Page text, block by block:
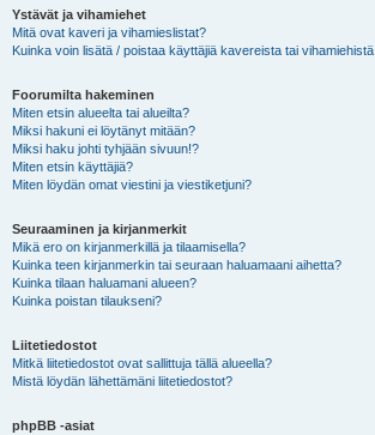
Ystävät ja vihamiehet
Mitä ovat kaveri ja vihamieslistat?
Kuinka voin lisätä / poistaa käyttäjiä kavereista tai vihamiehistä
Foorumilta hakeminen
Miten etsin alueelta tai alueilta?
Miksi hakuni ei löytänyt mitään?
Miksi haku johti tyhjään sivuun!?
Miten etsin käyttäjiä?
Miten löydän omat viestini ja viestiketjuni?
Seuraaminen ja kirjanmerkit
Mikä ero on kirjanmerkillä ja tilaamisella?
Kuinka teen kirjanmerkin tai seuraan haluamaani aihetta?
Kuinka tilaan haluamani alueen?
Kuinka poistan tilaukseni?
Liitetiedostot
Mitkä liitetiedostot ovat sallittuja tällä alueella?
Mistä löydän lähettämäni liitetiedostot?
phpBB -asiat